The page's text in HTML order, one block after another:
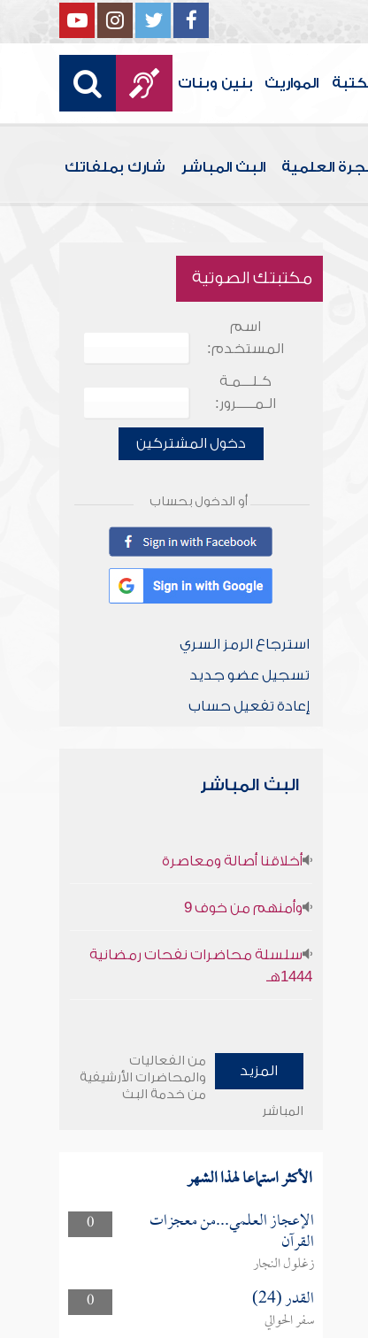
المواريث بنين وبنات
العلمية البث المباشر شارك بملفاتك
مكتبتك الصوتية
اسم
المستخدم:
كـلـــمـة
الـمـــــرور:
دخول المشتركين
أو الدخول بحساب
استرجاع الرمز السري
تسجيل عضو جديد
إعادة تفعيل حساب
البث المباشر
أخلاقنا أصالة ومعاصرة
وأمنهم من خوف 9
سلسلة محاضرات نفحات رمضانية
1444هـ
المزيد
من الفعاليات
والمحاضرات الأرشيفية
من خدمة البث
المباشر
الأكثر استماعا لهذا الشهر
0 الإعجاز العلمي...من معجزات
القرآن
زغلول النجار
0
القدر (24)
سفر الحوالي